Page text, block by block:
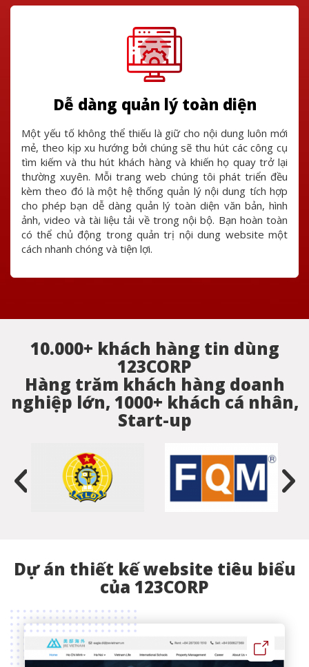
Dễ dàng quản lý toàn diện
Một yếu tố không thể thiếu là giữ cho nội dung luôn mới
mẻ, theo kịp xu hướng bởi chúng sẽ thu hút các công cụ
tìm kiếm và thu hút khách hàng và khiến họ quay trở lại
thường xuyên. Mỗi trang web chúng tôi phát triển đều
kèm theo đó là một hệ thống quản lý nội dung tích hợp
cho phép bạn dễ dàng quản lý toàn diện văn bản, hình
ảnh, video và tài liệu tải về trong nội bộ. Bạn hoàn toàn
có thể chủ động trong quản trị nội dung website một
cách nhanh chóng và tiện lợi.
10.000+ khách hàng tin dùng
123CORP
Hàng trăm khách hàng doanh
nghiệp lớn, 1000+ khách cá nhân,
Start-up
Dự án thiết kế website tiêu biểu
của 123CORP